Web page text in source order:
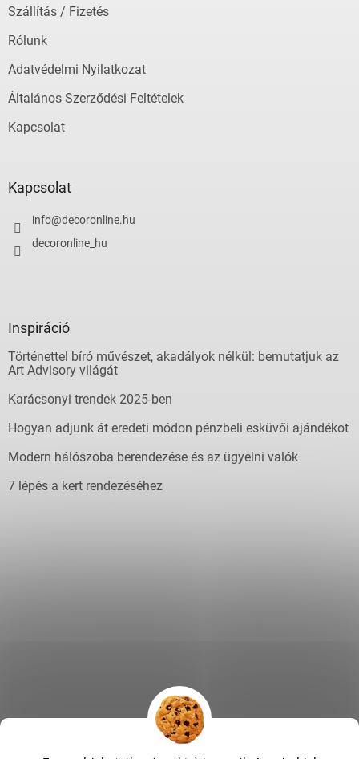
Szállítás / Fizetés
Rólunk
Adatvédelmi Nyilatkozat
Általános Szerződési Feltételek
Kapcsolat
Kapcsolat
info@decoronline.hu
decoronline_hu
Inspiráció
Történettel bíró művészet, akadályok nélkül: bemutatjuk az
Art Advisory világát
Karácsonyi trendek 2025-ben
Hogyan adjunk át eredeti módon pénzbeli esküvői ajándékot
Modern hálószoba berendezése és az ügyelni valók
7 lépés a kert rendezéséhez